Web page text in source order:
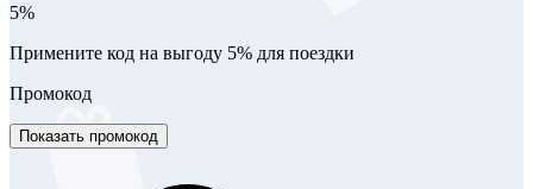
5%
Примените код на выгоду 5% для поездки
Промокод
Показать промокод